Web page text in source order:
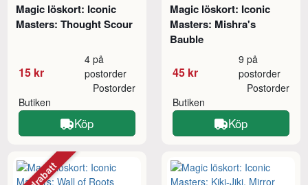
Magic löskort: Iconic
Masters: Thought Scour
15 kr
4 på
postorder
Butiken
Postorder
Köp
Magic löskort: Iconic
Masters: Mishra's
Bauble
45 kr
9 på
postorder
Butiken
Postorder
Köp